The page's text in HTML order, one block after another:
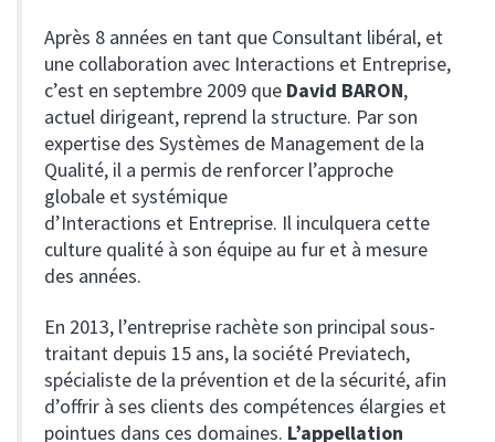
Après 8 années en tant que Consultant libéral, et
une collaboration avec Interactions et Entreprise,
c’est en septembre 2009 que David BARON,
actuel dirigeant, reprend la structure. Par son
expertise des Systèmes de Management de la
Qualité, il a permis de renforcer l’approche
globale et systémique
d’Interactions et Entreprise. Il inculquera cette
culture qualité à son équipe au fur et à mesure
des années.
En 2013, l’entreprise rachète son principal sous-
traitant depuis 15 ans, la société Previatech,
spécialiste de la prévention et de la sécurité, afin
d’offrir à ses clients des compétences élargies et
pointues dans ces domaines. L’appellation